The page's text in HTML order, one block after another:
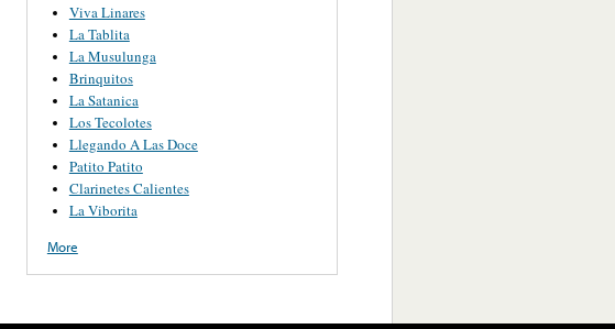
Viva Linares
La Tablita
La Musulunga
Brinquitos
La Satanica
Los Tecolotes
Llegando A Las Doce
Patito Patito
Clarinetes Calientes
La Viborita
More